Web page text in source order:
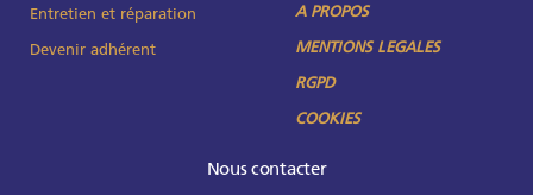
Entretien et réparation
Devenir adhérent
A PROPOS
MENTIONS LEGALES
RGPD
COOKIES
Nous contacter